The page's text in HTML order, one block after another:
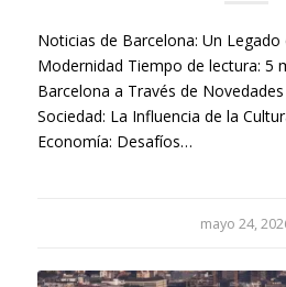
Noticias de Barcelona: Un
Modernidad Tiempo de lectura: 5
Barcelona a Través de
Sociedad: La Influencia de la
Economía: Desafíos…
mayo 24,